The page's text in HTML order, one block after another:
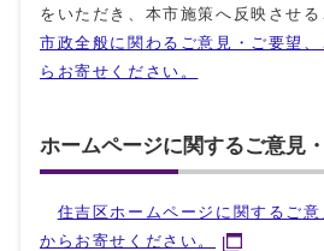
をいただき、本市施策へ反映させる
市政全般に関わるご意見・ご要望
らお寄せください。
ホームページに関するご意見
住吉区ホームページに関するご
からお寄せください。